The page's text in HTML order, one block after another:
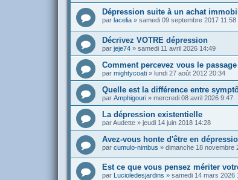
Dépression suite à un achat
par lacelia » samedi 09 septembre 2017 11:58
Décrivez VOTRE dépression
par jeje74 » samedi 11 avril 2026 14:49
Comment percevez vous le
par mightycoati » lundi 27 août 2012 20:34
Quelle est la différence entre
par Amphigouri » mercredi 08 avril 2026 9:47
La dépression existentielle
parAudette » jeudi 14 juin 2018 14:28
Avez-vous honte d'être en
par cumulo-nimbus » dimanche 18 novembre
Est ce que vous pensez mériter
par Lucioledesjardins » samedi 14 mars 2026